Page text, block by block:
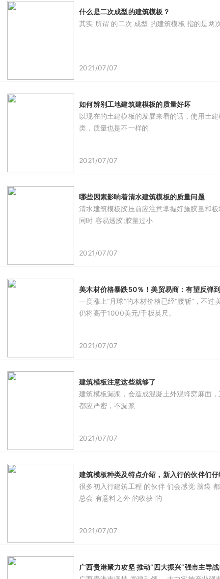
什么是二次成型的建筑模板？
其实 所谓 的二次 成型 的建筑模板 指的是两
2021/07/07
如何辨别工地建筑建模板的质量好坏
以现在的土建模板的发展来看的话，使用土
类，质量也是不一样的
2021/07/07
哪些因素影响着清水建筑模板的质量问题
清水建筑模板胶压前应注意掌握好施胶量和
同时 容易透胶;胶量过小
2021/07/07
美木材价格暴跌50％！美贸易商：有望反弹
一度涨上“月球”的木材价格已经“腰斩”，不
仍将高于1000美元/千板英尺。
2021/07/07
建筑模板注意这些就够了
建筑模板漏浆，会造成混凝土外观蜂窝麻面
都应严密，不漏浆
2021/07/07
建筑模板种类及特点介绍，新入行的伙伴们
很多初入行建筑工程 的伙伴 们会感觉 脑袋
总会 有意料之外 的收获 的
2021/07/07
广西贵港聚力攻坚 推动“四大振兴“强市主导